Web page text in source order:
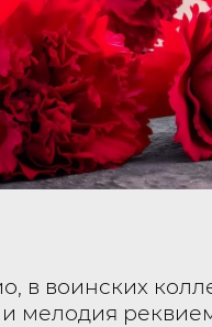
в воинских
мелодия